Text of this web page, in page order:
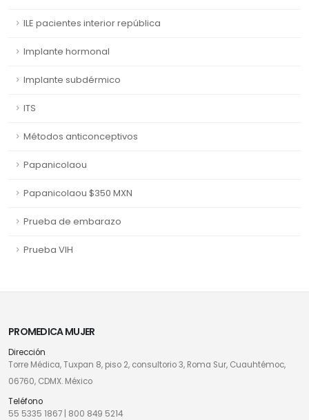
ILE pacientes interior república
Implante hormonal
Implante subdérmico
ITS
Métodos anticonceptivos
Papanicolaou
Papanicolaou $350 MXN
Prueba de embarazo
Prueba VIH
PROMEDICA MUJER
Dirección
Torre Médica, Tuxpan 8, piso 2, consultorio 3, Roma Sur, Cuauhtémoc,
06760, CDMX. México
Teléfono
55 5335 1867
800 849 5214